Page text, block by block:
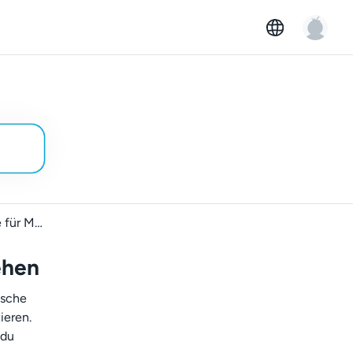
Laufzeitrabatte für Mieter:innen verstehen